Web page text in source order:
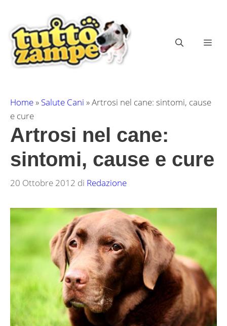
contenuto
Home» Salute Cani »Artrosi nel cane: sintomi, cause
e cure
Artrosi nel cane:
sintomi, cause e cure
20 Ottobre 2012 di Redazione